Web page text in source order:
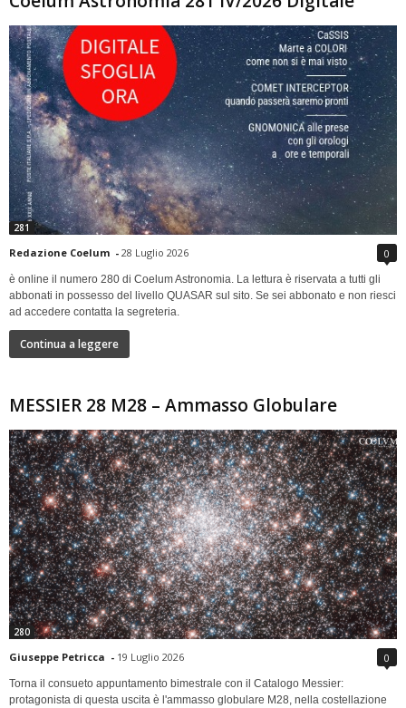
281
Redazione Coelum - 28 Luglio 2026 0
è online il numero 280 di Coelum Astronomia. La lettura è riservata a tutti gli
abbonati in possesso del livello QUASAR sul sito. Se sei abbonato e non riesci
ad accedere contatta la segreteria.
Continua a leggere
MESSIER 28 M28 – Ammasso Globulare
280
Giuseppe Petricca - 19 Luglio 2026 0
Torna il consueto appuntamento bimestrale con il Catalogo Messier:
protagonista di questa uscita è l'ammasso globulare M28, nella costellazione